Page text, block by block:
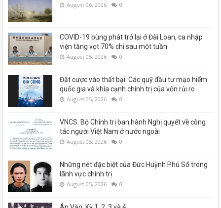
August 06, 2026 0
COVID-19 bùng phát trở lại ở Đài Loan, ca nhập
viện tăng vọt 70% chỉ sau một tuần
August 05, 2026 0
Đặt cược vào thất bại: Các quỹ đầu tư mạo hiểm
quốc gia và khía cạnh chính trị của vốn rủi ro
August 05, 2026 0
VNCS: Bộ Chính trị ban hành Nghị quyết về công
tác người Việt Nam ở nước ngoài
August 05, 2026 0
Những nét đặc biệt của Đức Huỳnh Phú Sổ trong
lãnh vực chính trị
August 05, 2026 0